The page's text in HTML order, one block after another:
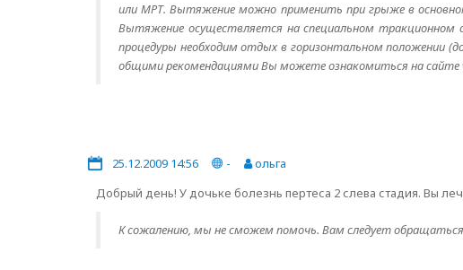
или МРТ. Вытяжение можно применить при грыже в
Вытяжение осуществляется на специальном тракционном
процедуры необходим отдых в горизонтальном положении
общими рекомендациями Вы можете ознакомиться на сайте
25.12.2009 14:56 -
ольга
Добрый день! У дочьке болезнь пертеса 2 слева стадия. Вы
К сожалению, мы не сможем помочь. Вам следует обращаться